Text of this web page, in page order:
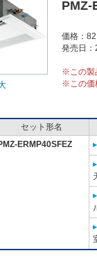
PMZ-
価格：
発売日：
※この製
※この価
セット形名
ERMP40SFEZ